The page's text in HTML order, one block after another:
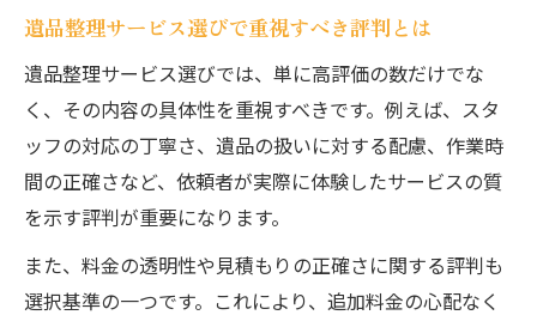
遺品整理サービス選びで重視すべき評判とは
遺品整理サービス選びでは、単に高評価の数だけでな
く、その内容の具体性を重視すべきです。例えば、スタ
ッフの対応の丁寧さ、遺品の扱いに対する配慮、作業時
間の正確さなど、依頼者が実際に体験したサービスの質
を示す評判が重要になります。
また、料金の透明性や見積もりの正確さに関する評判も
選択基準の一つです。これにより、追加料金の心配なく